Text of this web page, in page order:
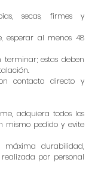
secas, firmes y
esperar al menos 48
terminar; estas deben
contacto directo y
adquiera todos los
mismo pedido y evite
durabilidad,
por personal